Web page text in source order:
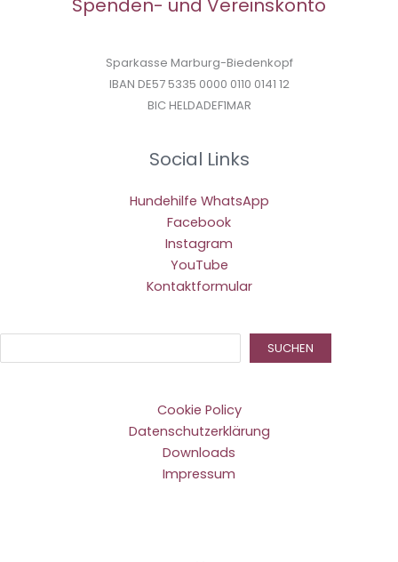
Spenden- und Vereinskonto
Sparkasse Marburg-Biedenkopf
IBAN DE57 5335 0000 0110 0141 12
BIC HELDADEF1MAR
Social Links
Hundehilfe WhatsApp
Facebook
Instagram
YouTube
Kontaktformular
SUCHEN
Cookie Policy
Datenschutzerklärung
Downloads
Impressum